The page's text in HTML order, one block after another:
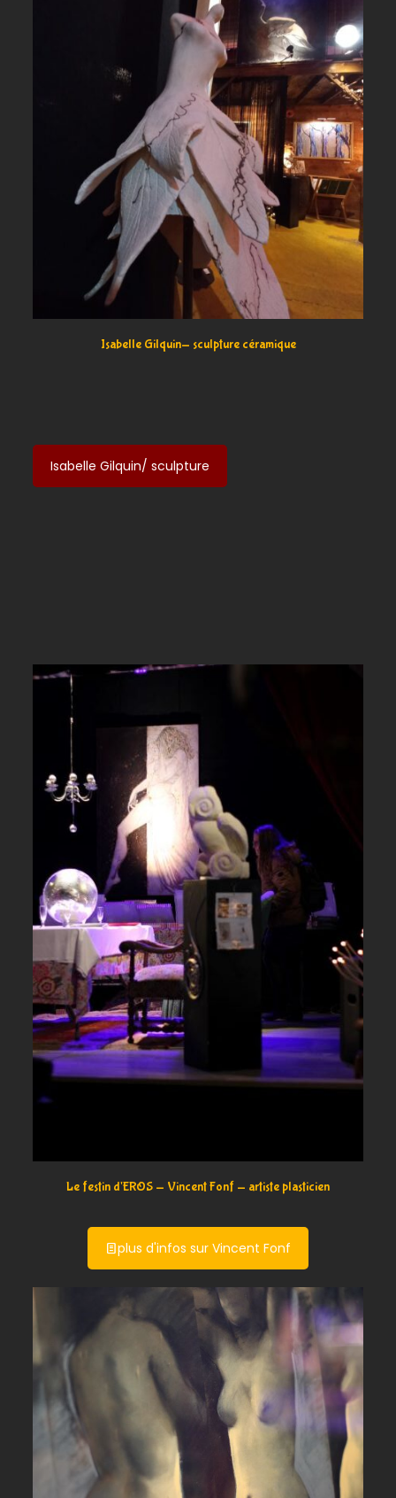
Isabelle Gilquin- sculpture céramique
Isabelle Gilquin/ sculpture
Le festin d'EROS - Vincent Fonf - artiste plasticien
plus d'infos sur Vincent Fonf